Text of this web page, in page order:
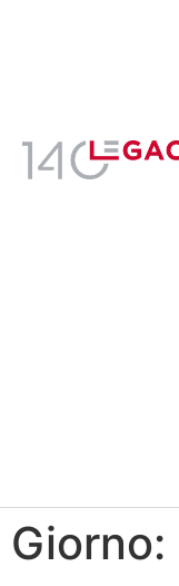
Giorno: